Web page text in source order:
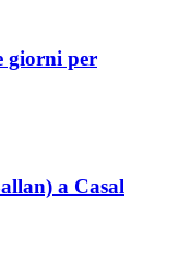
giorni per
a Casal